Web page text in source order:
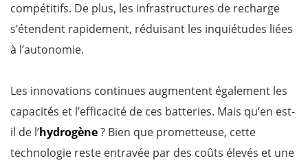
compétitifs. De plus, les infrastructures de recharge
s’étendent rapidement, réduisant les inquiétudes liées
à l’autonomie.
Les innovations continues augmentent également les
capacités et l’efficacité de ces batteries. Mais qu’en est-
il de l’hydrogène? Bien que prometteuse, cette
technologie reste entravée par des coûts élevés et une